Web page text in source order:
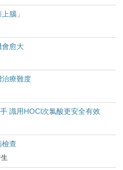
腦」
愈大
治療難度
識用HOCl次氯酸更安全有效
檢查